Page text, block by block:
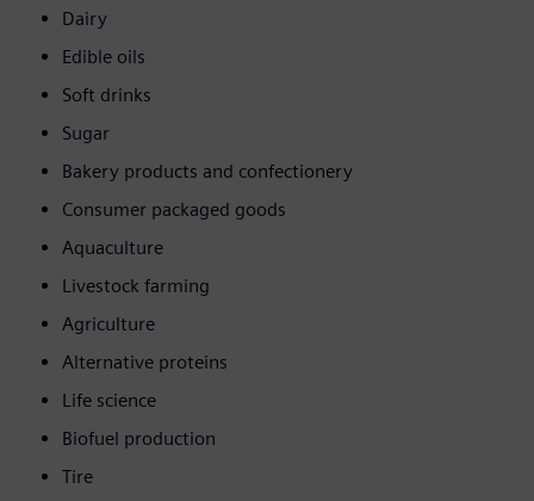
Dairy
Edible oils
Soft drinks
Sugar
Bakery products and confectionery
Consumer packaged goods
Aquaculture
Livestock farming
Agriculture
Alternative proteins
Life science
Biofuel production
Tire